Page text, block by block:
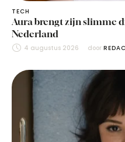
TECH
Aura brengt zijn slimme
Nederland
4 augustus 2026 door